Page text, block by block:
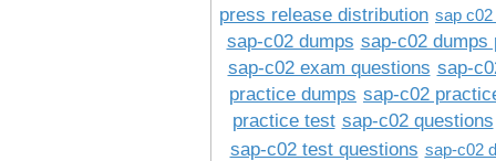
press release distribution sap
sap-c02 dumps sap-c02 dumps
sap-c02 exam questions sap-
practice dumps sap-c02
practice test sap-c02 questions
sap-c02 test questions sap-c02